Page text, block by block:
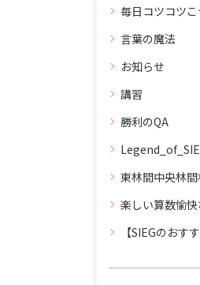
毎日コツコツこ
言葉の魔法
お知らせ
講習
勝利のQA
東林間中央林
楽しい算数愉
【SIEGのおすす